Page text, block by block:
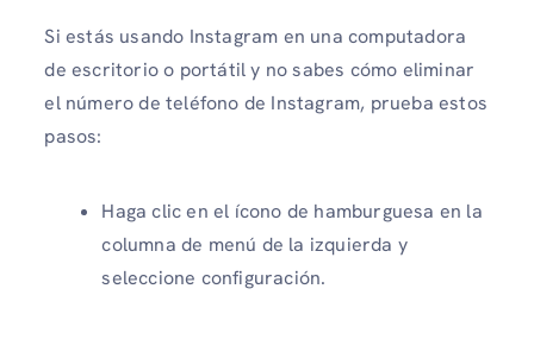
Si estás usando Instagram en una computadora
de escritorio o portátil y no sabes cómo eliminar
el número de teléfono de Instagram, prueba estos
pasos:
Haga clic en el ícono de hamburguesa en la
columna de menú de la izquierda y
seleccione configuración.